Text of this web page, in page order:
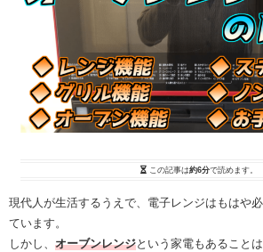
この記事は約6分で読めます。
現代人が生活するうえで、電子レンジはもはや
ています。
しかし、 オーブンレンジという家電もあること